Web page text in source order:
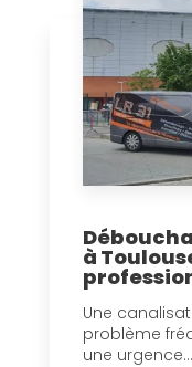
à
Une
problème
une